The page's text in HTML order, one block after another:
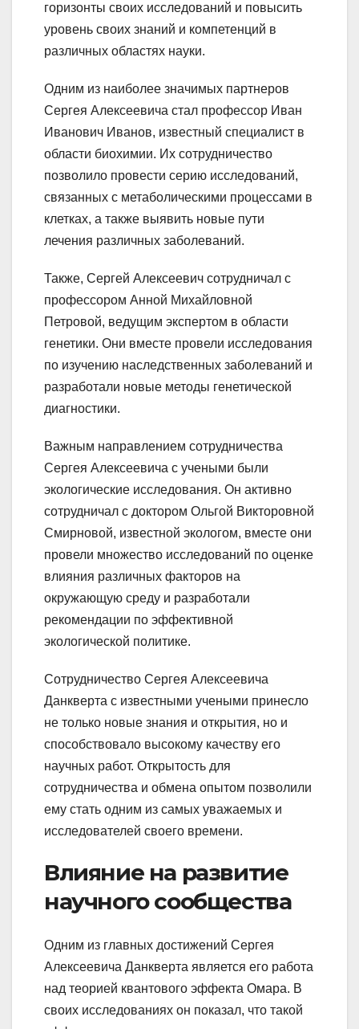
горизонты своих исследований и повысить
уровень своих знаний и компетенций в
различных областях науки.
Одним из наиболее значимых партнеров
Сергея Алексеевича стал профессор Иван
Иванович Иванов, известный специалист в
области биохимии. Их сотрудничество
позволило провести серию исследований,
связанных с метаболическими процессами в
клетках, а также выявить новые пути
лечения различных заболеваний.
Также, Сергей Алексеевич сотрудничал с
профессором Анной Михайловной
Петровой, ведущим экспертом в области
генетики. Они вместе провели исследования
по изучению наследственных заболеваний и
разработали новые методы генетической
диагностики.
Важным направлением сотрудничества
Сергея Алексеевича с учеными были
экологические исследования. Он активно
сотрудничал с доктором Ольгой Викторовной
Смирновой, известной экологом, вместе они
провели множество исследований по оценке
влияния различных факторов на
окружающую среду и разработали
рекомендации по эффективной
экологической политике.
Сотрудничество Сергея Алексеевича
Данкверта с известными учеными принесло
не только новые знания и открытия, но и
способствовало высокому качеству его
научных работ. Открытость для
сотрудничества и обмена опытом позволили
ему стать одним из самых уважаемых и
исследователей своего времени.
Влияние на развитие
научного сообщества
Одним из главных достижений Сергея
Алексеевича Данкверта является его работа
над теорией квантового эффекта Омара. В
своих исследованиях он показал, что такой